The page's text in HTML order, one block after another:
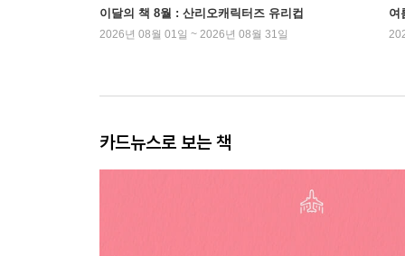
이달의 책 8월 : 산리오캐릭터즈 유리컵
2026년 08월 01일 ~ 2026년 08월 31일
여
카드뉴스로 보는 책